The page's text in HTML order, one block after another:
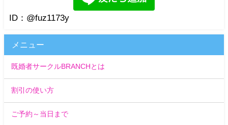
ID：@fuz1173y
メニュー
既婚者サークルBRANCHとは
割引の使い方
ご予約～当日まで